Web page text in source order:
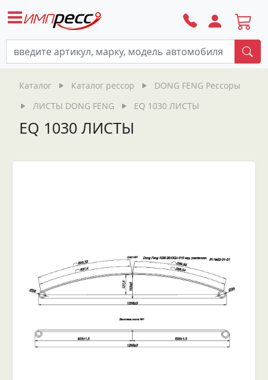
Каталог Каталог рессор
DONG FENG Рессоры
ЛИСТЫ DONG FENG
EQ 1030 ЛИСТЫ
EQ 1030 ЛИСТЫ